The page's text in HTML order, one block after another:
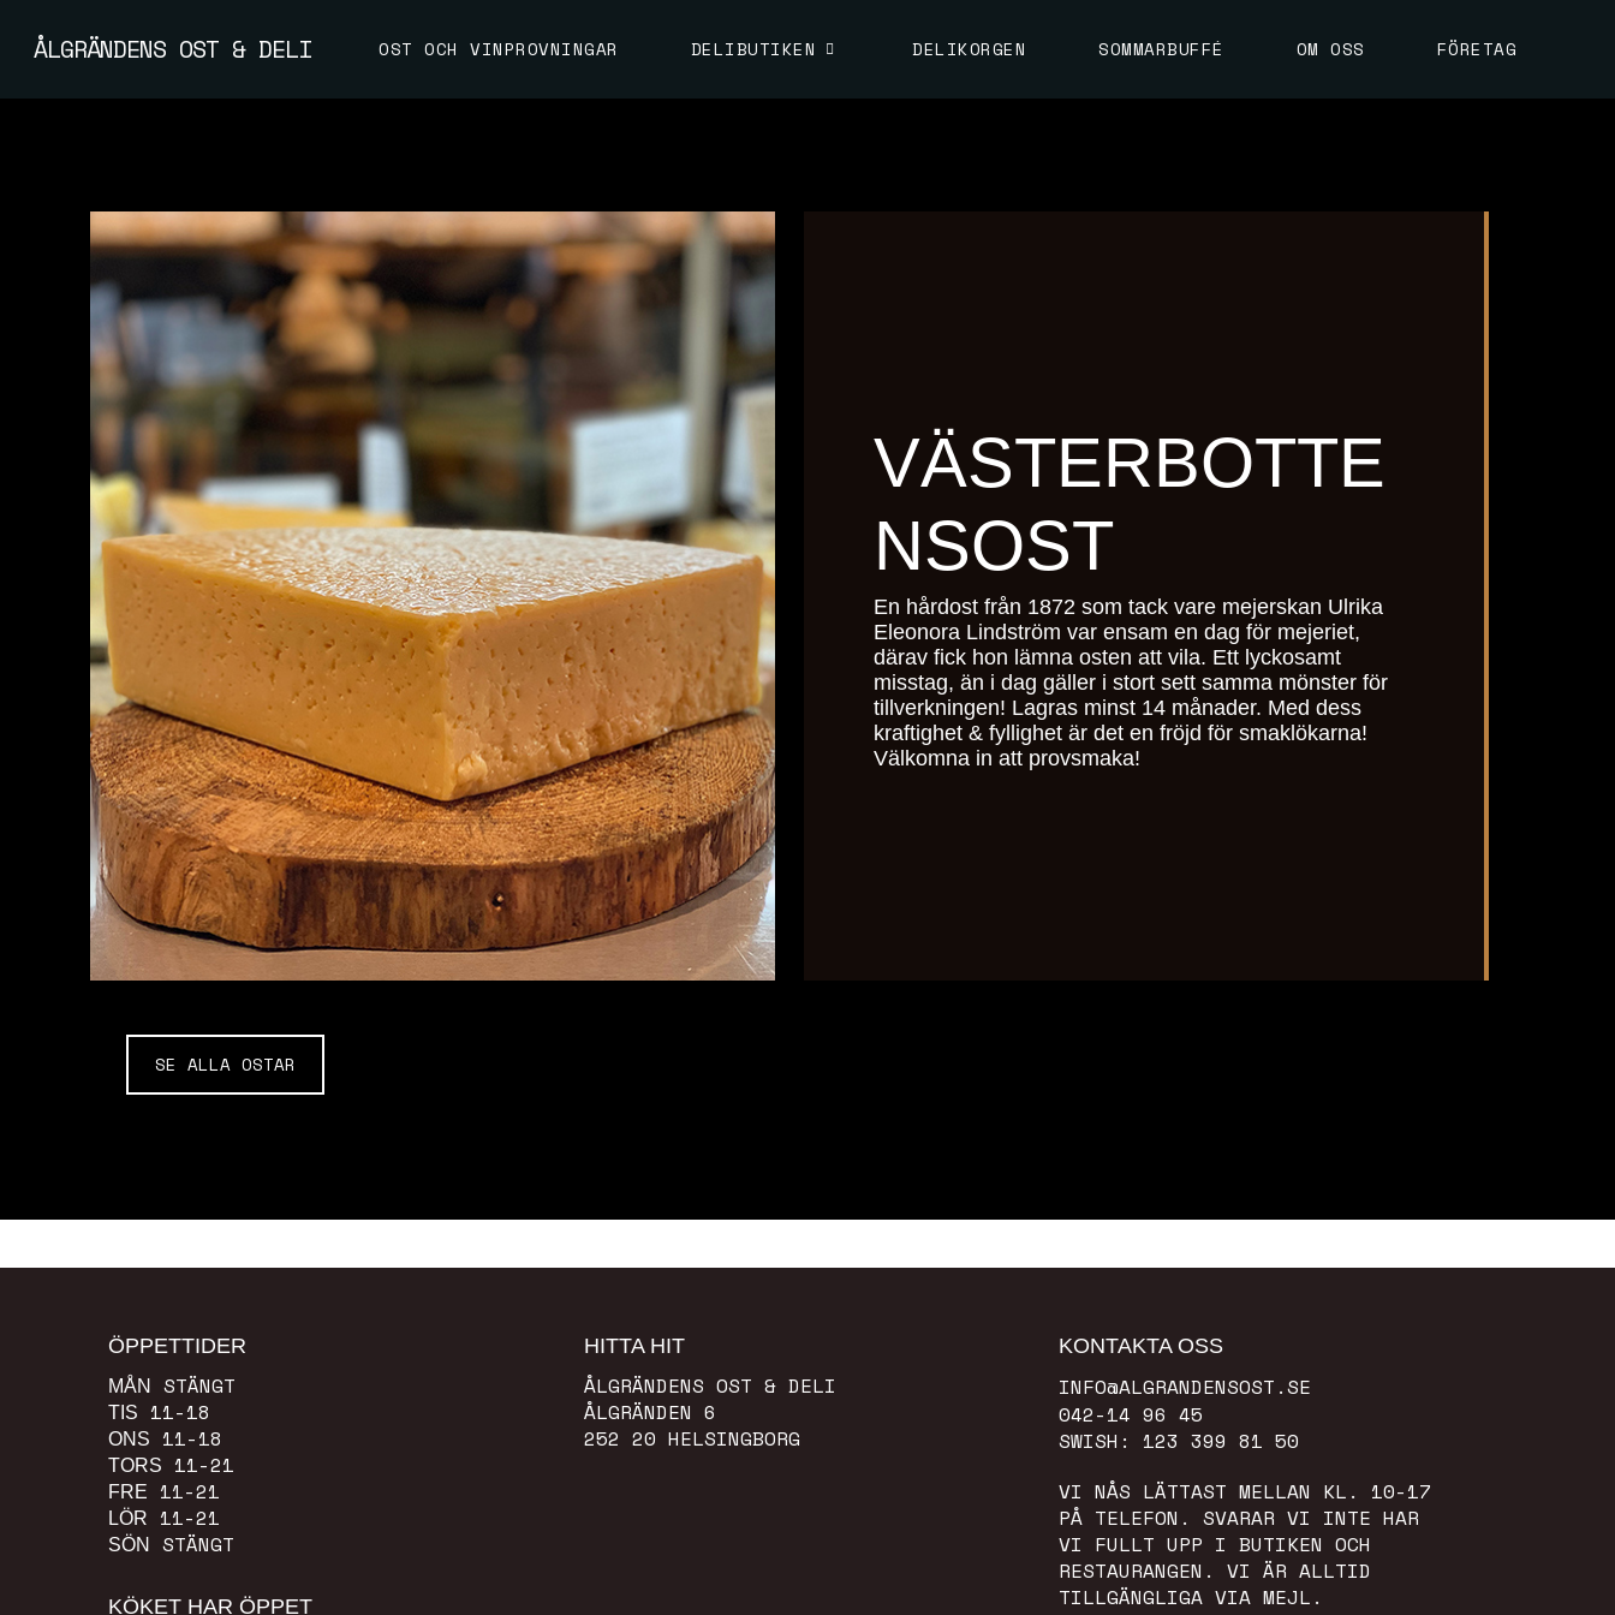
content
ÅLGRÄNDENS OST & DELI OST OCH VINPROVNINGAR DELIBUTIKEN DELIKORGEN SOMMARBUFFÉ OM OSS FÖRETAG
VÄSTERBOTTE
NSOST
En hårdost från 1872 som tack vare mejerskan Ulrika
Eleonora Lindström var ensam en dag för mejeriet,
därav fick hon lämna osten att vila. Ett lyckosamt
misstag, än i dag gäller i stort sett samma mönster för
tillverkningen! Lagras minst 14 månader. Med dess
kraftighet & fyllighet är det en fröjd för smaklökarna!
Välkomna in att provsmaka!
SE ALLA OSTAR
ÖPPETTIDER
MÅN STÄNGT
TIS 11-18
ONS 11-18
TORS 11-21
FRE 11-21
LÖR 11-21
SÖN STÄNGT
KÖKET HAR ÖPPET
HITTA HIT
ÅLGRÄNDENS OST & DELI
ÅLGRÄNDEN 6
252 20 HELSINGBORG
KONTAKTA OSS
INFO@ALGRANDENSOST.SE
042-14 96 45
SWISH: 123 399 81 50
VI NÅS LÄTTAST MELLAN KL. 10-17
PÅ TELEFON. SVARAR VI INTE HAR
VI FULLT UPP I BUTIKEN OCH
RESTAURANGEN. VI ÄR ALLTID
TILLGÄNGLIGA VIA MEJL.